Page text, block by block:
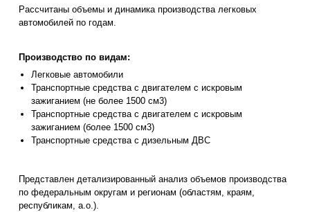
Рассчитаны объемы и динамика производства легковых
автомобилей по годам.
Производство по видам:
Легковые автомобили
Транспортные средства с двигателем с искровым
зажиганием (не более 1500 см3)
Транспортные средства с двигателем с искровым
зажиганием (более 1500 см3)
Транспортные средства с дизельным ДВС
Представлен детализированный анализ объемов производства
по федеральным округам и регионам (областям, краям,
республикам, а.о.).